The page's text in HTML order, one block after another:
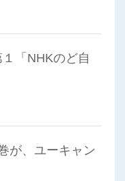
「NHKのど自
が、ユーキャン